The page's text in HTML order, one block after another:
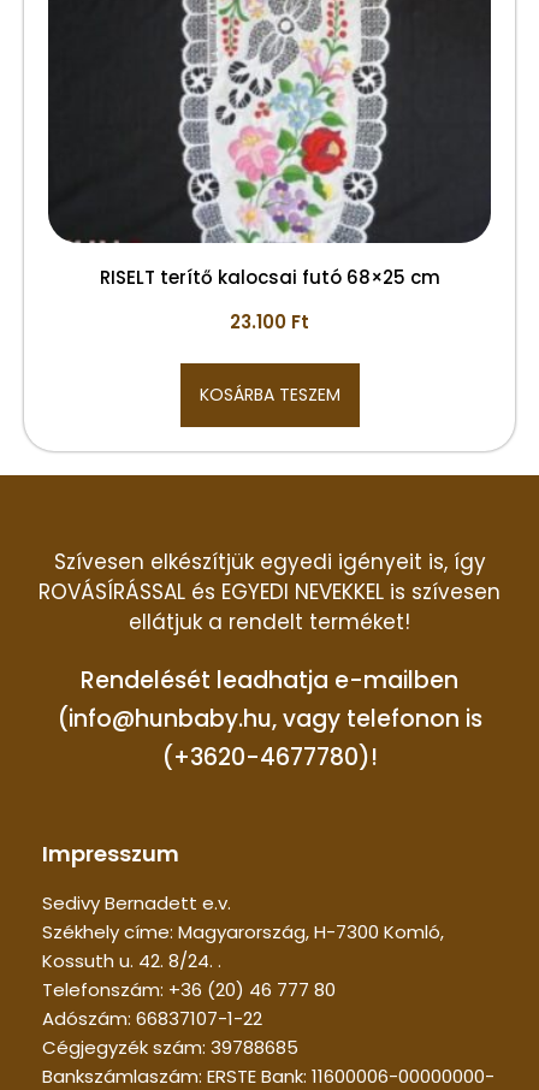
RISELT terítő kalocsai futó 68×25 cm
23.100 Ft
KOSÁRBA TESZEM
Szívesen elkészítjük egyedi igényeit is, így
ROVÁSÍRÁSSAL és EGYEDI NEVEKKEL is szívesen
ellátjuk a rendelt terméket!
Rendelését leadhatja e-mailben
(info@hunbaby.hu, vagy telefonon is
(+3620-4677780)!
Impresszum
Sedivy Bernadett e.v.
Székhely címe: Magyarország, H-7300 Komló,
Kossuth u. 42. 8/24. .
Telefonszám: +36 (20) 46 777 80
Adószám: 66837107-1-22
Cégjegyzék szám: 39788685
Bankszámlaszám: ERSTE Bank: 11600006-00000000-